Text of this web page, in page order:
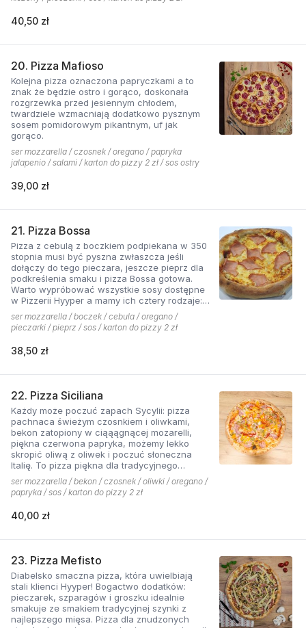
40,50 zł
20. Pizza Mafioso
Kolejna pizza oznaczona papryczkami a to
znak że będzie ostro i gorąco, doskonała
rozgrzewka przed jesiennym chłodem,
twardziele wzmacniają dodatkowo pysznym
sosem pomidorowym pikantnym, uf jak
gorąco.
ser mozzarella / czosnek / oregano / papryka
jalapenio / salami / karton do pizzy 2 zł / sos ostry
39,00 zł
21. Pizza Bossa
Pizza z cebulą z boczkiem podpiekana w 350
stopnia musi być pyszna zwłaszcza jeśli
dołączy do tego pieczara, jeszcze pieprz dla
podkreślenia smaku i pizza Bossa gotowa.
Warto wypróbować wszystkie sosy dostępne
w Pizzerii Hyyper a mamy ich cztery rodzaje:
pomidorowy łagodny, pomidorowy pikantny,
jogurtowo-czosnkowy oraz sos słodko-
kwaśny , każdy niepowtarzalny w smaku.
ser mozzarella / boczek / cebula / oregano /
pieczarki / pieprz / sos / karton do pizzy 2 zł
38,50 zł
22. Pizza Siciliana
Każdy może poczuć zapach Sycylii: pizza
pachnaca świeżym czosnkiem i oliwkami,
bekon zatopiony w ciąąągnącej mozarelli,
piękna czerwona papryka, możemy lekko
skropić oliwą z oliwek i poczuć słoneczna
Italię. To pizza piękna dla tradycyjnego
podniebienia
ser mozzarella / bekon / czosnek / oliwki / oregano /
papryka / sos / karton do pizzy 2 zł
40,00 zł
23. Pizza Mefisto
Diabelsko smaczna pizza, która uwielbiają
stali klienci Hyyper! Bogactwo dodatków:
pieczarek, szparagów i groszku idealnie
smakuje ze smakiem tradycyjnej szynki z
najlepszego mięsa. Pizza dla znudzonych